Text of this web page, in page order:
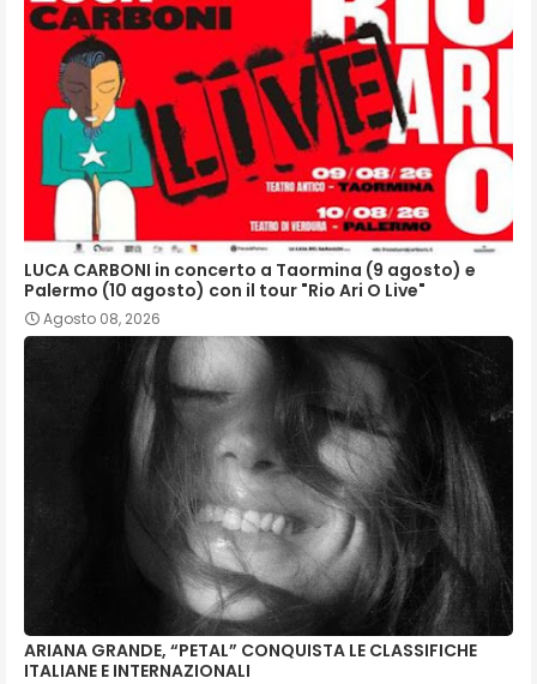
LUCA CARBONI in concerto a Taormina (9 agosto) e
Palermo (10 agosto) con il tour "Rio Ari O Live"
Agosto 08, 2026
ARIANA GRANDE, “PETAL” CONQUISTA LE CLASSIFICHE
ITALIANE E INTERNAZIONALI